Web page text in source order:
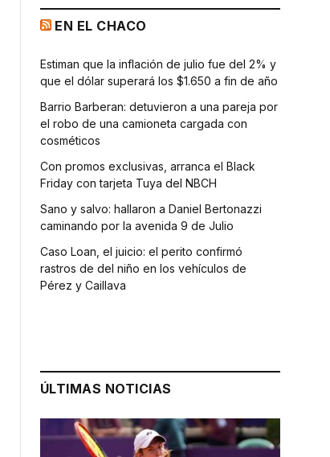
EN EL CHACO
Estiman que la inflación de julio fue del 2% y
que el dólar superará los $1.650 a fin de año
Barrio Barberan: detuvieron a una pareja por
el robo de una camioneta cargada con
cosméticos
Con promos exclusivas, arranca el Black
Friday con tarjeta Tuya del NBCH
Sano y salvo: hallaron a Daniel Bertonazzi
caminando por la avenida 9 de Julio
Caso Loan, el juicio: el perito confirmó
rastros de del niño en los vehículos de
Pérez y Caillava
ÚLTIMAS NOTICIAS